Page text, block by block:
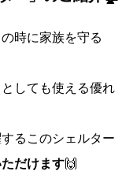
時に家族を守る
しても使える優れ
るこのシェルター
だけます🙌